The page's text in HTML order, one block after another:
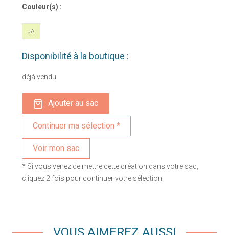
Couleur(s) :
JA
Disponibilité à la boutique :
déjà vendu
Ajouter au sac
Voir mon sac
* Si vous venez de mettre cette création dans votre sac,
cliquez 2 fois pour continuer votre sélection.